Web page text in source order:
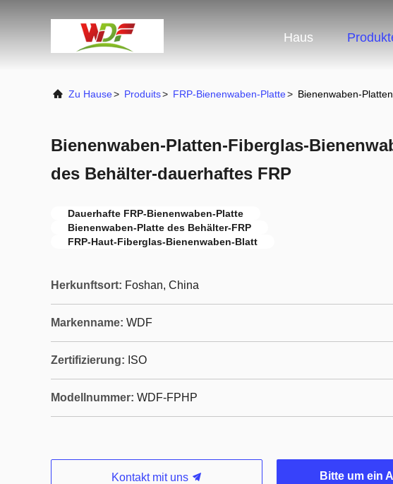
Haus
Zu Hause> Produits> FRP-Bienenwaben-Platte> Bienenwaben-
Bienenwaben-Platten-Fiberglas-
des Behälter-dauerhaftes FRP
Dauerhafte FRP-Bienenwaben-Platte
Bienenwaben-Platte des Behälter-FRP
FRP-Haut-Fiberglas-Bienenwaben-Blatt
Herkunftsort: Foshan, China
Markenname: WDF
Zertifizierung: ISO
Modellnummer: WDF-FPHP
Kontakt mit uns Bitte um ein